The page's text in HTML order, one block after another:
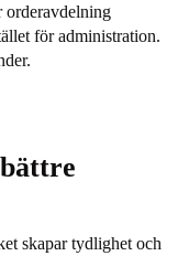
orderavdelning
för administration.
skapar tydlighet och